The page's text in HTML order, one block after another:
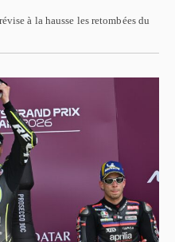
à la hausse les retombées du